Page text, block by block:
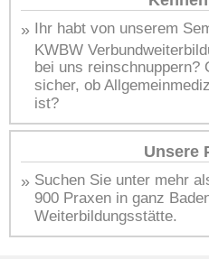
» Ihr habt von unserem
KWBW
bei uns reinschnuppern?
sicher, ob
ist?
Unsere
» Suchen Sie unter mehr
900 Praxen in ganz
Weiterbildungsstätte.